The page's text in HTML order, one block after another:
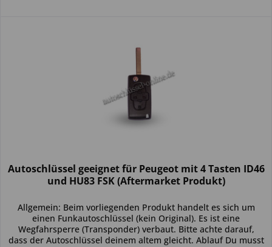
Autoschlüssel geeignet für Peugeot mit 4 Tasten ID46
und HU83 FSK (Aftermarket Produkt)
Allgemein: Beim vorliegenden Produkt handelt es sich um
einen Funkautoschlüssel (kein Original). Es ist eine
Wegfahrsperre (Transponder) verbaut. Bitte achte darauf,
dass der Autoschlüssel deinem altem gleicht. Ablauf Du musst